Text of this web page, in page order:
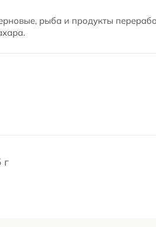
рыба и продукты
г